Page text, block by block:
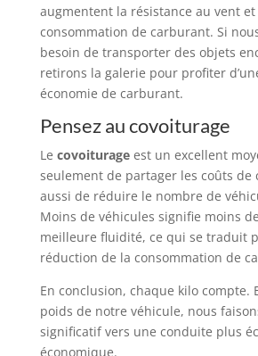
augmentent la résistance au vent et
consommation de carburant. Si
besoin de transporter des objets
retirons la galerie pour profiter
économie de carburant.
Pensez au covoiturage
Le covoiturageest un excellent
seulement de partager les coûts de
aussi de réduire le nombre de
Moins de véhicules signifie moins
meilleure fluidité, ce qui se traduit
réduction de la consommation de
En conclusion, chaque kilo compte.
poids de notre véhicule, nous
significatif vers une conduite plus
économique.